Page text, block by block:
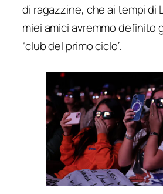
di ragazzine, che ai tempi di
miei amici avremmo definito
“club del primo ciclo”.